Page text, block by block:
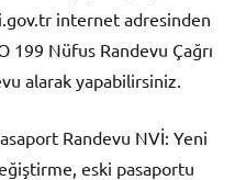
internet adresinden
199 Nüfus Randevu Çağrı
alarak yapabilirsiniz.
Randevu NVİ: Yeni
eski pasaportu